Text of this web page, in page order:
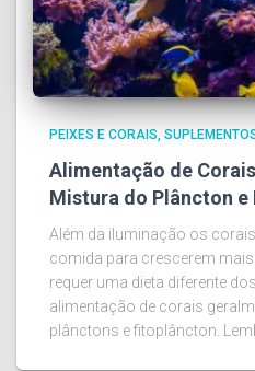
PEIXES E CORAIS
Alimentação de
Mistura do Plâncton
Além da iluminação os
comida para crescerem
requer uma dieta diferente
alimentação de corais
plânctons e fitoplâncton.